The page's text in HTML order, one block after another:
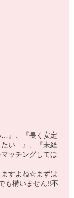
…』、『長く安定
い…』、『未経
ッチングしてほ
ますよね☆まずは
も構いません!!不